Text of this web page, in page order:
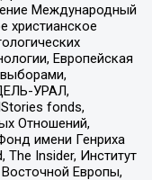
Международный
христианское
Европейская
УРАЛ,
fonds,
Отношений,
имени Генриха
The Insider, Институт
Европы,